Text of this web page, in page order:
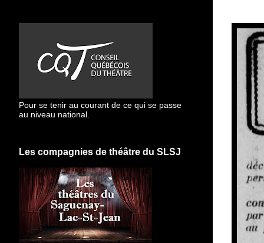
Pour se tenir au courant de ce qui se passe
au niveau national.
Les compagnies de théâtre du SLSJ